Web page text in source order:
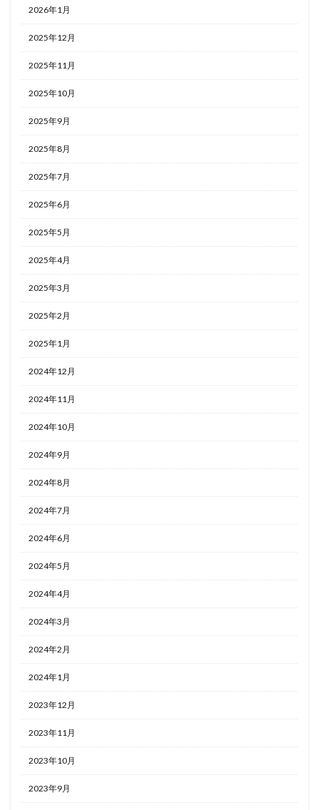
2026年1月
2025年12月
2025年11月
2025年10月
2025年9月
2025年8月
2025年7月
2025年6月
2025年5月
2025年4月
2025年3月
2025年2月
2025年1月
2024年12月
2024年11月
2024年10月
2024年9月
2024年8月
2024年7月
2024年6月
2024年5月
2024年4月
2024年3月
2024年2月
2024年1月
2023年12月
2023年11月
2023年10月
2023年9月